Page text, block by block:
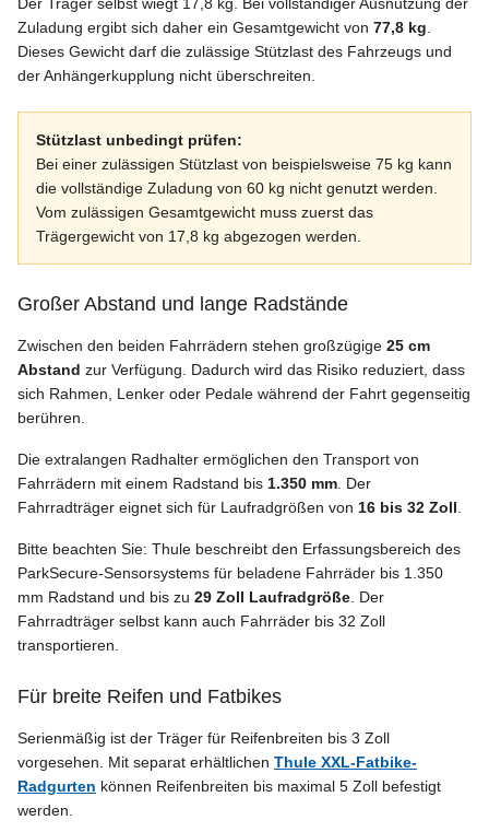
Zuladung ergibt sich daher ein Gesamtgewicht von 77,8 kg
Dieses Gewicht darf die zulässige Stützlast des Fahrzeugs und
der Anhängerkupplung nicht überschreiten.
Stützlast unbedingt prüfen:
Bei einer zulässigen Stützlast von beispielsweise 75 kg kann
die vollständige Zuladung von 60 kg nicht genutzt werden.
Vom zulässigen Gesamtgewicht muss zuerst das
Trägergewicht von 17,8 kg abgezogen werden.
Großer Abstand und lange Radstände
Zwischen den beiden Fahrrädern stehen großzügige 25 cm
Abstand zur Verfügung. Dadurch wird das Risiko reduziert, dass
sich Rahmen, Lenker oder Pedale während der Fahrt gegenseitig
berühren.
Die extralangen Radhalter ermöglichen den Transport von
Fahrrädern mit einem Radstand bis 1.350 mm . Der
Fahrradträger eignet sich für Laufradgrößen von 16 bis 32 Zoll
Bitte beachten Sie: Thule beschreibt den Erfassungsbereich des
ParkSecure-Sensorsystems für beladene Fahrräder bis 1.350
mm Radstand und bis zu 29 Zoll Laufradgröße . Der
Fahrradträger selbst kann auch Fahrräder bis 32 Zoll
transportieren.
Für breite Reifen und Fatbikes
Serienmäßig ist der Träger für Reifenbreiten bis 3 Zoll
vorgesehen. Mit separat erhältlichen Thule XXL-Fatbike-
Radgurten können Reifenbreiten bis maximal 5 Zoll befestigt
werden.